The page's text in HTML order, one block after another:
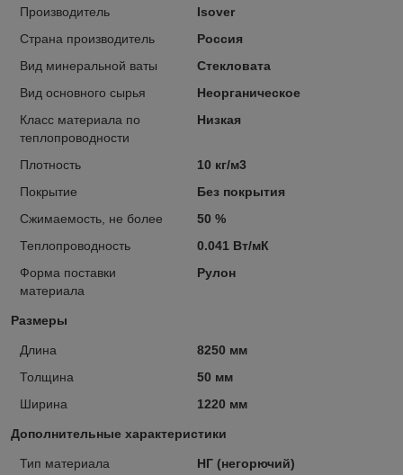
Производитель
Isover
Страна производитель
Россия
Вид минеральной ваты
Стекловата
Вид основного сырья
Неорганическое
Класс материала по
теплопроводности
Низкая
Плотность
10 кг/м3
Покрытие
Без покрытия
Сжимаемость, не более
50 %
Теплопроводность
0.041 Вт/мК
Форма поставки
материала
Рулон
Размеры
Длина
8250 мм
Толщина
50 мм
Ширина
1220 мм
Дополнительные характеристики
Тип материала
НГ (негорючий)